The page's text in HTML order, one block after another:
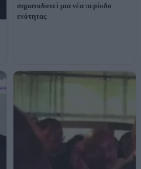
σηματοδοτεί μια νέα περίοδο
ενότητας